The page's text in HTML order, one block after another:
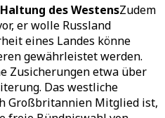
des WestensZudem
er wolle Russland
eines Landes könne
gewährleistet werden.
Zusicherungen etwa über
Das westliche
Großbritannien Mitglied ist,